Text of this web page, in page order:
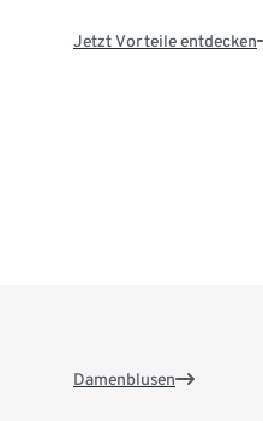
Jetzt Vorteile entdecken
Damenblusen